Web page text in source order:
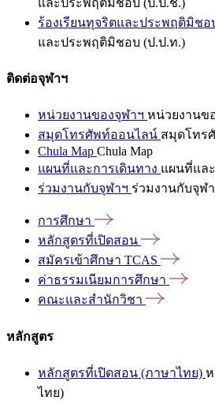
ร้องเรียนทุจริตและประพฤติมิชอ
และประพฤติมิชอบ (ป.ป.ท.)
ติดต่อจุฬาฯ
หน่วยงานของจุฬาฯ หน่วยงานข
สมุดโทรศัพท์ออนไลน์ สมุดโทร
Chula Map Chula Map
แผนที่และการเดินทาง แผนที่แล
ร่วมงานกับจุฬาฯ ร่วมงานกับจุฬ
การศึกษา
หลักสูตรที่เปิดสอน
สมัครเข้าศึกษา TCAS
ค่าธรรมเนียมการศึกษา
คณะและสำนักวิชา
หลักสูตร
หลักสูตรที่เปิดสอน (ภาษาไทย)
ไทย)